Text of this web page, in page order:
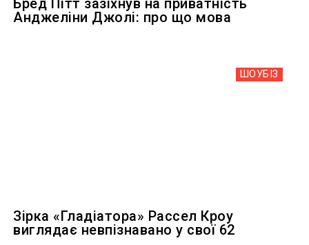
Бред Пітт зазіхнув на приватність
Анджеліни Джолі: про що мова
ШОУБIЗ
Зірка «Гладіатора» Рассел Кроу
виглядає невпізнавано у свої 62